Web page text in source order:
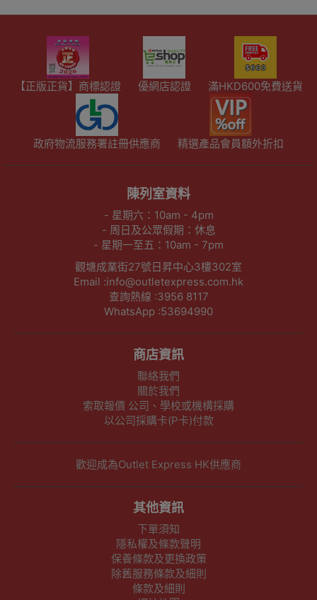
【正版正貨】商標認證 優網店認證 滿HKD600免費送貨
政府物流服務署註冊供應商 精選產品會員額外折扣
陳列室資料
- 星期六：10am - 4pm
- 周日及公眾假期：休息
- 星期一至五：10am - 7pm
觀塘成業街27號日昇中心3樓302室
Email :info@outletexpress.com.hk
查詢熱線 :3956 8117
WhatsApp :53694990
商店資訊
聯絡我們
關於我們
索取報價 公司、學校或機構採購
以公司採購卡(P卡)付款
歡迎成為Outlet Express HK供應商
其他資訊
下單須知
隱私權及條款聲明
保養條款及更換政策
除舊服務條款及細則
條款及細則